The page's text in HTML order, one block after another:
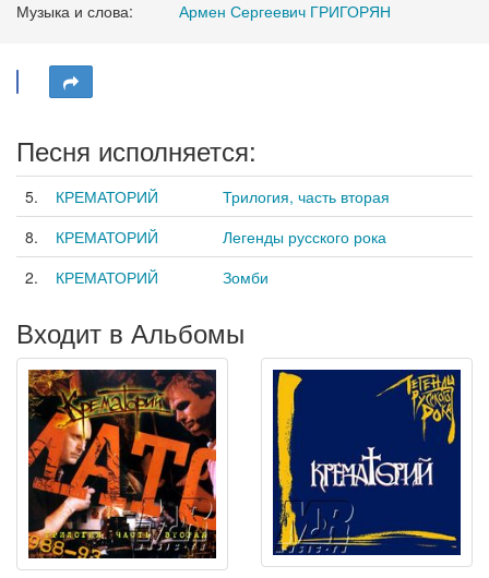
Музыка и слова: Армен Сергеевич ГРИГОРЯН
Песня исполняется:
5. КРЕМАТОРИЙ
Трилогия, часть вторая
8.
КРЕМАТОРИЙ
Легенды русского рока
2.
КРЕМАТОРИЙ Зомби
Входит в Альбомы